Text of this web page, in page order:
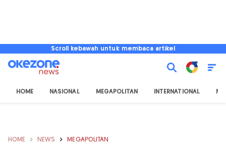
Scroll kebawah untuk membaca artikel
HOME NASIONAL MEGAPOLITAN INTERNATIONAL
HOME NEWS MEGAPOLITAN